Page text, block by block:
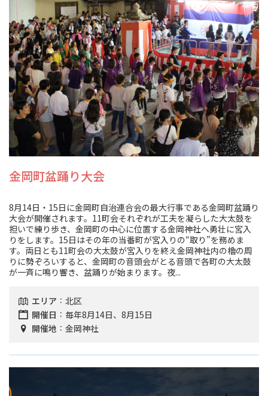
体験プラン・ツアー
特集
開花情報
スポーツ施設
NEWS
お問い合わせ
堺ナビ
ようこそ堺へ！
地図から探す
スポット検索
観光案内所
観光パンフレット
金岡町盆踊り大会
8月14日・15日に金岡町自治連合会の最大行事である金岡町盆踊り
大会が開催されます。11町会それぞれが工夫を凝らした大太鼓を
担いで練り歩き、金岡町の中心に位置する金岡神社へ勇壮に宮入
りをします。15日はその年の当番町が宮入りの“取り”を務めま
す。両日とも11町会の大太鼓が宮入りを終え金岡神社内の櫓の周
りに勢ぞろいすると、金岡町の音頭会がとる音頭で各町の大太鼓
が一斉に鳴り響き、盆踊りが始まります。夜...
エリア
北区
開催日
毎年8月14日、8月15日
開催地
金岡神社